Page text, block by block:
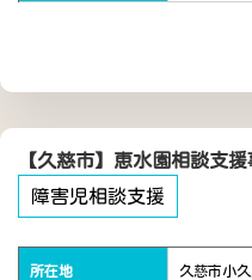
【久慈市】恵水園相談支
障害児相談支援
所在地 久慈市小